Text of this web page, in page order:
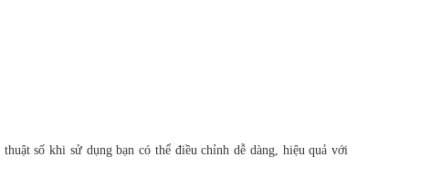
số khi sử dụng bạn có thể điều chỉnh dễ dàng, hiệu quả với